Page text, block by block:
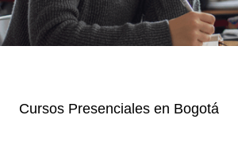
Cursos Presenciales en Bogotá